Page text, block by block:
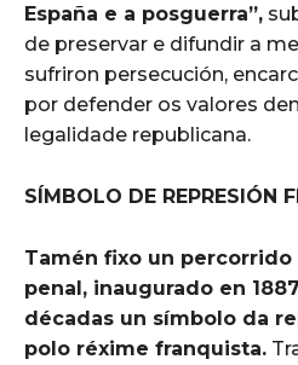
España e a posguerra”,
de preservar e difundir a
sufriron persecución,
por defender os valores
legalidade republicana.
SÍMBOLO DE REPRESIÓN
Tamén fixo un
penal, inaugurado en
décadas un símbolo da
polo réxime franquista.